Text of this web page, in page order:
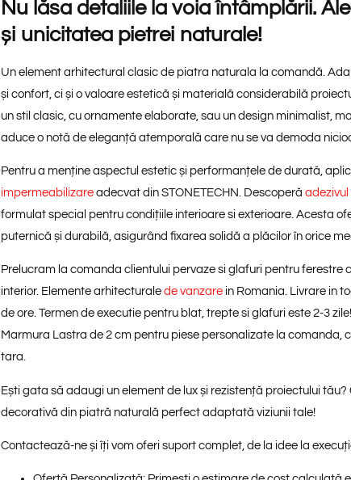
Nu lăsa detaliile la voia întâmplării.
și unicitatea pietrei naturale!
Un element arhitectural clasic de piatra naturala la comandă.
și confort, ci și o valoare estetică și materială considerabilă
un stil clasic, cu ornamente elaborate, sau un design minimalist,
aduce o notă de eleganță atemporală care nu se va demoda
Pentru a menține aspectul estetic și performanțele de durată,
impermeabilizare adecvat din STONETECHN. Descoperă adezivul
formulat special pentru condițiile interioare si exterioare. Acesta
puternică și durabilă, asigurând fixarea solidă a plăcilor în orice
Prelucram la comanda clientului pervaze si glafuri pentru ferestre
interior. Elemente arhitecturale de vanzare in Romania. Livrare in
de ore. Termen de executie pentru blat, trepte si glafuri este 2-3
Marmura Lastra de 2 cm pentru piese personalizate la comanda,
tara.
Ești gata să adaugi un element de lux și rezistență proiectului tău?
decorativă din piatră naturală perfect adaptată viziunii tale!
Contactează-ne și îți vom oferi suport complet, de la idee la